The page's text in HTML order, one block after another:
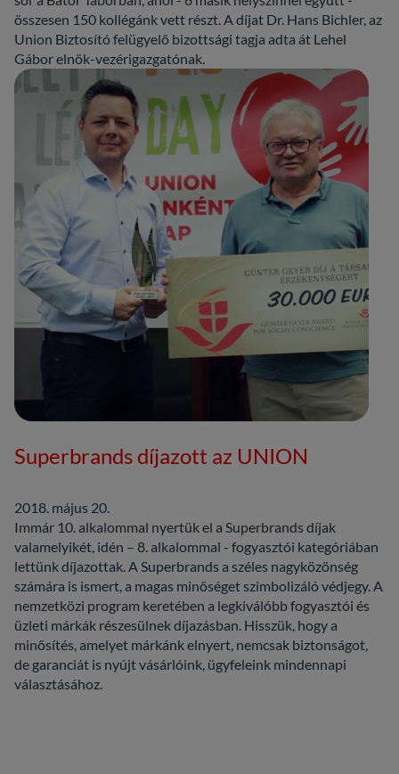
összesen 150 kollégánk vett részt. A díjat Dr. Hans Bichler, az
Union Biztosító felügyelő bizottsági tagja adta át Lehel
Gábor elnök-vezérigazgatónak.
Superbrands díjazott az UNION
2018. május 20.
Immár 10. alkalommal nyertük el a Superbrands díjak
valamelyikét, idén – 8. alkalommal - fogyasztói kategóriában
lettünk díjazottak. A Superbrands a széles nagyközönség
számára is ismert, a magas minőséget szimbolizáló védjegy. A
nemzetközi program keretében a legkiválóbb fogyasztói és
üzleti márkák részesülnek díjazásban. Hisszük, hogy a
minősítés, amelyet márkánk elnyert, nemcsak biztonságot,
de garanciát is nyújt vásárlóink, ügyfeleink mindennapi
választásához.